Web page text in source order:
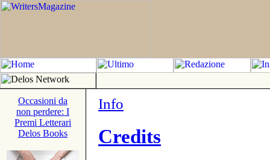
Occasioni da
non perdere: I
Premi Letterari
Delos Books
Info
Credits